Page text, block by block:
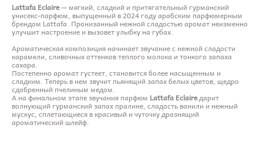
Lattafa Eclaire— мягкий, сладкий и притягательный гурманский
унисекс-парфюм, выпущенный в 2024 году арабским парфюмерным
брендом Lattafa. Пронизанный нежной сладостью аромат неизменно
улучшит настроение и вызовет улыбку на губах.
Ароматическая композиция начинает звучание с нежной сладости
карамели, сливочных оттенков теплого молока и тонкого запаха
сахара.
Постепенно аромат густеет, становится более насыщенным и
сладким. Теперь в нем звучит пьянящий запах белых цветов, щедро
сдобренный пчелиным медом.
А на финальном этапе звучания парфюм Lattafa Eclaireдарит
волнующий гурманский запах пралине, сладость ванили и нежный
мускус, сплетающиеся в красивый и чуточку дразнящий
ароматический шлейф.